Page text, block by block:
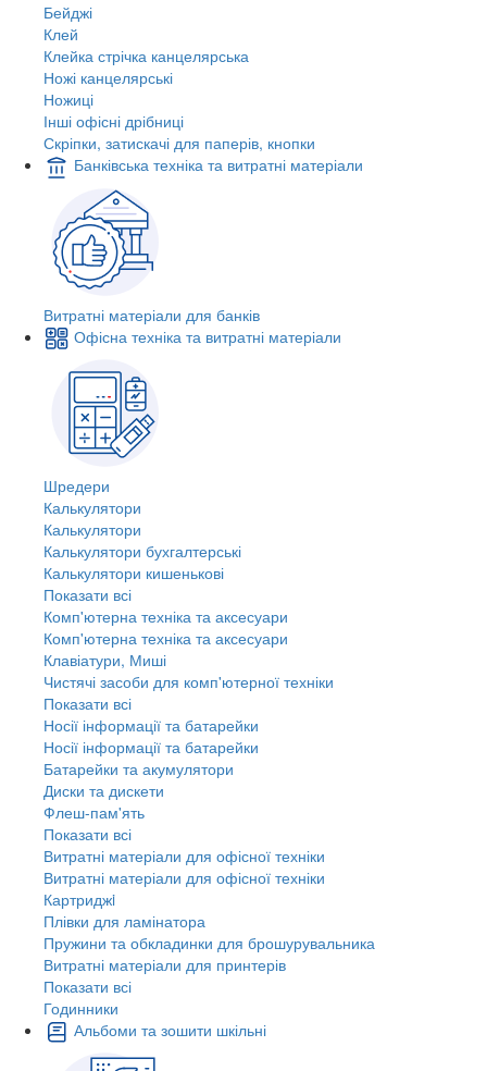
Бейджі
Клей
Клейка стрічка канцелярська
Ножі канцелярські
Ножиці
Інші офісні дрібниці
Скріпки, затискачі для паперів, кнопки
Банківська техніка та витратні матеріали
Витратні матеріали для банків
Офісна техніка та витратні матеріали
Шредери
Калькулятори
Калькулятори
Калькулятори бухгалтерські
Калькулятори кишенькові
Показати всі
Комп'ютерна техніка та аксесуари
Комп'ютерна техніка та аксесуари
Клавіатури, Миші
Чистячі засоби для комп'ютерної техніки
Показати всі
Носії інформації та батарейки
Носії інформації та батарейки
Батарейки та акумулятори
Диски та дискети
Флеш-пам'ять
Показати всі
Витратні матеріали для офісної техніки
Витратні матеріали для офісної техніки
Картриджi
Плівки для ламінатора
Пружини та обкладинки для брошурувальника
Витратні матеріали для принтерів
Показати всі
Годинники
Альбоми та зошити шкільні